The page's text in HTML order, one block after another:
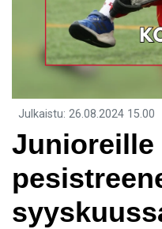
Julkaistu: 26.08.2024 15.00
Junioreille